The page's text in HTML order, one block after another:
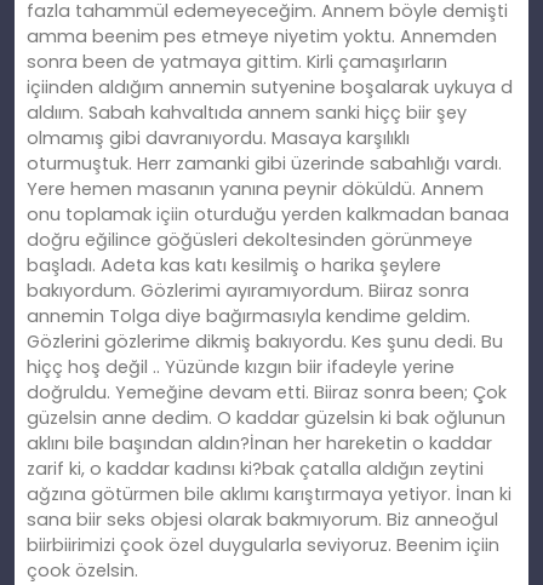
fazla tahammül edemeyeceğim. Annem böyle demişti
amma beenim pes etmeye niyetim yoktu. Annemden
sonra been de yatmaya gittim. Kirli çamaşırların
içiinden aldığım annemin sutyenine boşalarak uykuya d
aldıım. Sabah kahvaltıda annem sanki hiçç biir şey
olmamış gibi davranıyordu. Masaya karşılıklı
oturmuştuk. Herr zamanki gibi üzerinde sabahlığı vardı.
Yere hemen masanın yanına peynir döküldü. Annem
onu toplamak içiin oturduğu yerden kalkmadan banaa
doğru eğilince göğüsleri dekoltesinden görünmeye
başladı. Adeta kas katı kesilmiş o harika şeylere
bakıyordum. Gözlerimi ayıramıyordum. Biiraz sonra
annemin Tolga diye bağırmasıyla kendime geldim.
Gözlerini gözlerime dikmiş bakıyordu. Kes şunu dedi. Bu
hiçç hoş değil .. Yüzünde kızgın biir ifadeyle yerine
doğruldu. Yemeğine devam etti. Biiraz sonra been; Çok
güzelsin anne dedim. O kaddar güzelsin ki bak oğlunun
aklını bile başından aldın?İnan her hareketin o kaddar
zarif ki, o kaddar kadınsı ki?bak çatalla aldığın zeytini
ağzına götürmen bile aklımı karıştırmaya yetiyor. İnan ki
sana biir seks objesi olarak bakmıyorum. Biz anneoğul
biirbiirimizi çook özel duygularla seviyoruz. Beenim içiin
çook özelsin.